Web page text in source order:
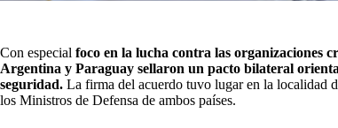
Con especial foco en la lucha contra las organizaciones
Argentina y Paraguay sellaron un pacto bilateral
seguridad. La firma del acuerdo tuvo lugar en la localidad
los Ministros de Defensa de ambos países.